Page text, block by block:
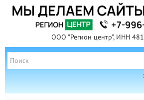
ООО "Регион центр", ИНН